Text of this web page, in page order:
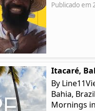
Publicado em
Itacaré,
By
Bahia,
Mornings